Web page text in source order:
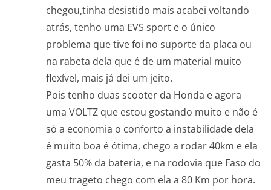
chegou,tinha desistido mais acabei voltando
atrás, tenho uma EVS sport e o único
problema que tive foi no suporte da placa ou
na rabeta dela que é de um material muito
flexível, mais já dei um jeito.
Pois tenho duas scooter da Honda e agora
uma VOLTZ que estou gostando muito e não é
só a economia o conforto a instabilidade dela
é muito boa é ótima, chego a rodar 40km e ela
gasta 50% da bateria, e na rodovia que Faso do
meu trageto chego com ela a 80 Km por hora.